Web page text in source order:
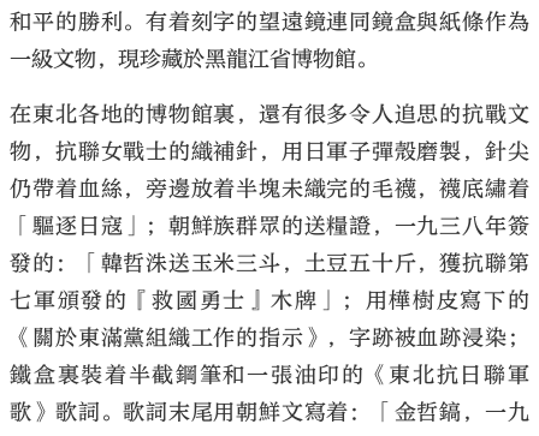
和平的勝利。有着刻字的望遠鏡連同鏡盒與紙條作為
一級文物，現珍藏於黑龍江省博物館。
在東北各地的博物館裏，還有很多令人追思的抗戰文
物，抗聯女戰士的織補針，用日軍子彈殼磨製，針尖
仍帶着血絲，旁邊放着半塊未織完的毛襪，襪底繡着
「驅逐日寇」；朝鮮族群眾的送糧證，一九三八年簽
發的：「韓哲洙送玉米三斗，土豆五十斤，獲抗聯第
七軍頒發的『救國勇士』木牌」；用樺樹皮寫下的
《關於東滿黨組織工作的指示》，字跡被血跡浸染；
鐵盒裏裝着半截鋼筆和一張油印的《東北抗日聯軍
歌》歌詞。歌詞末尾用朝鮮文寫着：「金哲鎬，一九